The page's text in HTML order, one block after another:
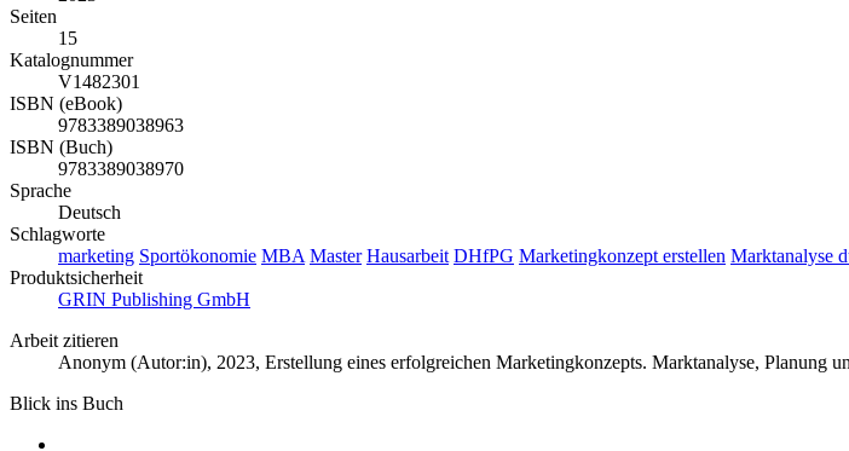
Seiten
15
Katalognummer
V1482301
ISBN (eBook)
9783389038963
ISBN (Buch)
9783389038970
Sprache
Deutsch
Schlagworte
marketing Sportökonomie MBA Master Hausarbeit DHfPG Marketingkonzept erstellen Marktanalyse
Produktsicherheit
GRIN Publishing GmbH
Arbeit zitieren
Anonym (Autor:in), 2023, Erstellung eines erfolgreichen Marketingkonzepts. Marktanalyse,
Blick ins Buch